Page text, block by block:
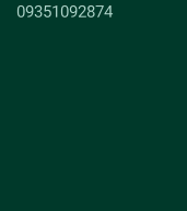
09351092874